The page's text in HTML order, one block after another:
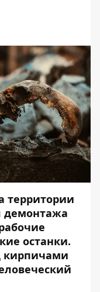
территории
демонтажа
останки.
кирпичами